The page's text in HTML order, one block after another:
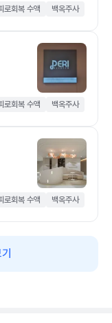
로회복 수액 백옥주사
로회복 수액 백옥주사
로회복 수액 백옥주사